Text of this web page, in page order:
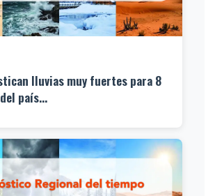
lluvias muy fuertes para 8
país...